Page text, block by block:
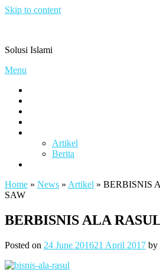
Skip to content
Solusi Islami
Menu
Artikel
Berita
Home » News » Artikel » BERBISNIS
SAW
BERBISNIS ALA
Posted on 24 June 201621 April 2017 by